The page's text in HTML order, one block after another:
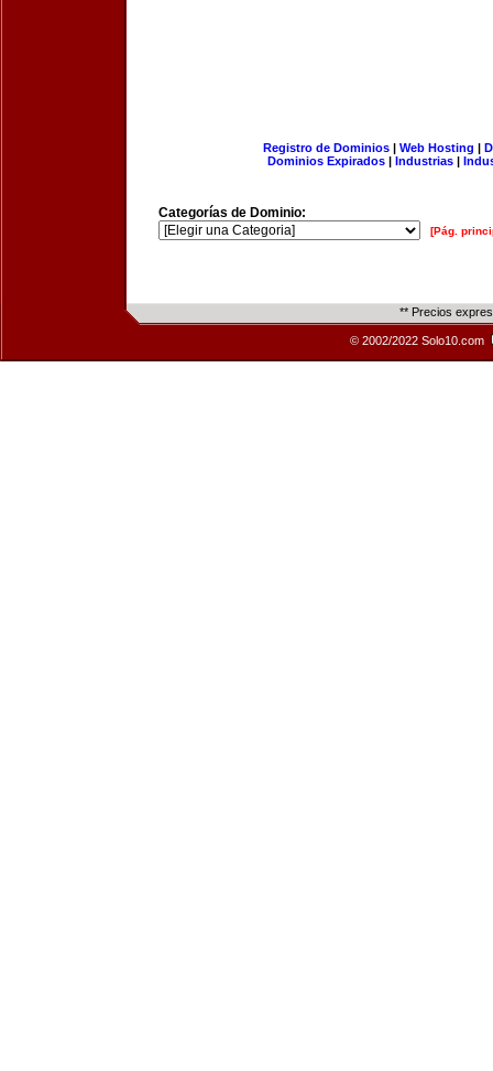
Registro de Dominios| Web Hosting |
Dominios Expirados | Industrias |
Categorías de Dominio:
[Pág.
** Precios
© 2002/2022 Solo10.com